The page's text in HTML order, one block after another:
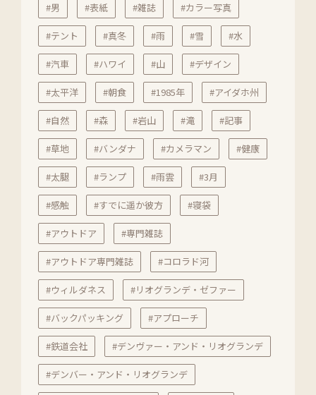
#男 #表紙 #雑誌 #カラー写真
#テント #真冬 #雨 #雪 #水
#汽車 #ハワイ #山 #デザイン
#太平洋 #朝食 #1985年 #アイダホ州
#自然 #森 #岩山 #滝 #記事
#草地 #バンダナ #カメラマン #健康
#太腿 #ランプ #雨雲 #3月
#感触 #すでに遥か彼方 #寝袋
#アウトドア #専門雑誌
#アウトドア専門雑誌 #コロラド河
#ウィルダネス #リオグランデ・ゼファー
#バックパッキング #アプローチ
#鉄道会社 #デンヴァー・アンド・リオグランデ
#デンバー・アンド・リオグランデ